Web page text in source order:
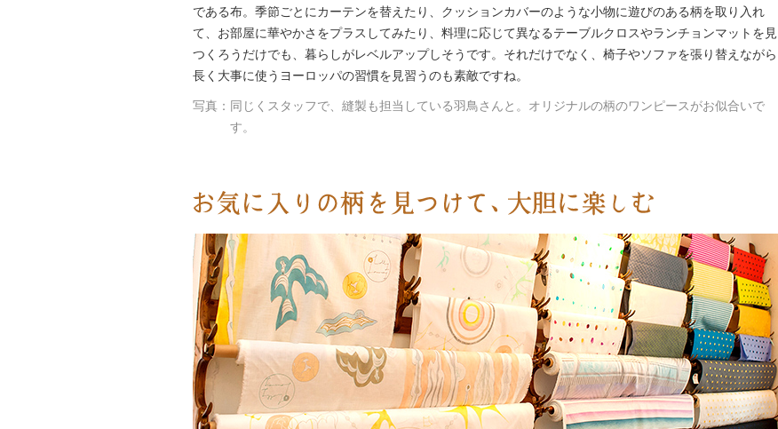
である布。季節ごとにカーテンを替えたり、クッションカバーのような小物に遊びのある柄を取り入れ
て、お部屋に華やかさをプラスしてみたり、料理に応じて異なるテーブルクロスやランチョンマットを見
つくろうだけでも、暮らしがレベルアップしそうです。それだけでなく、椅子やソファを張り替えながら
長く大事に使うヨーロッパの習慣を見習うのも素敵ですね。
写真：同じくスタッフで、縫製も担当している羽鳥さんと。オリジナルの柄のワンピースがお似合いで
す。